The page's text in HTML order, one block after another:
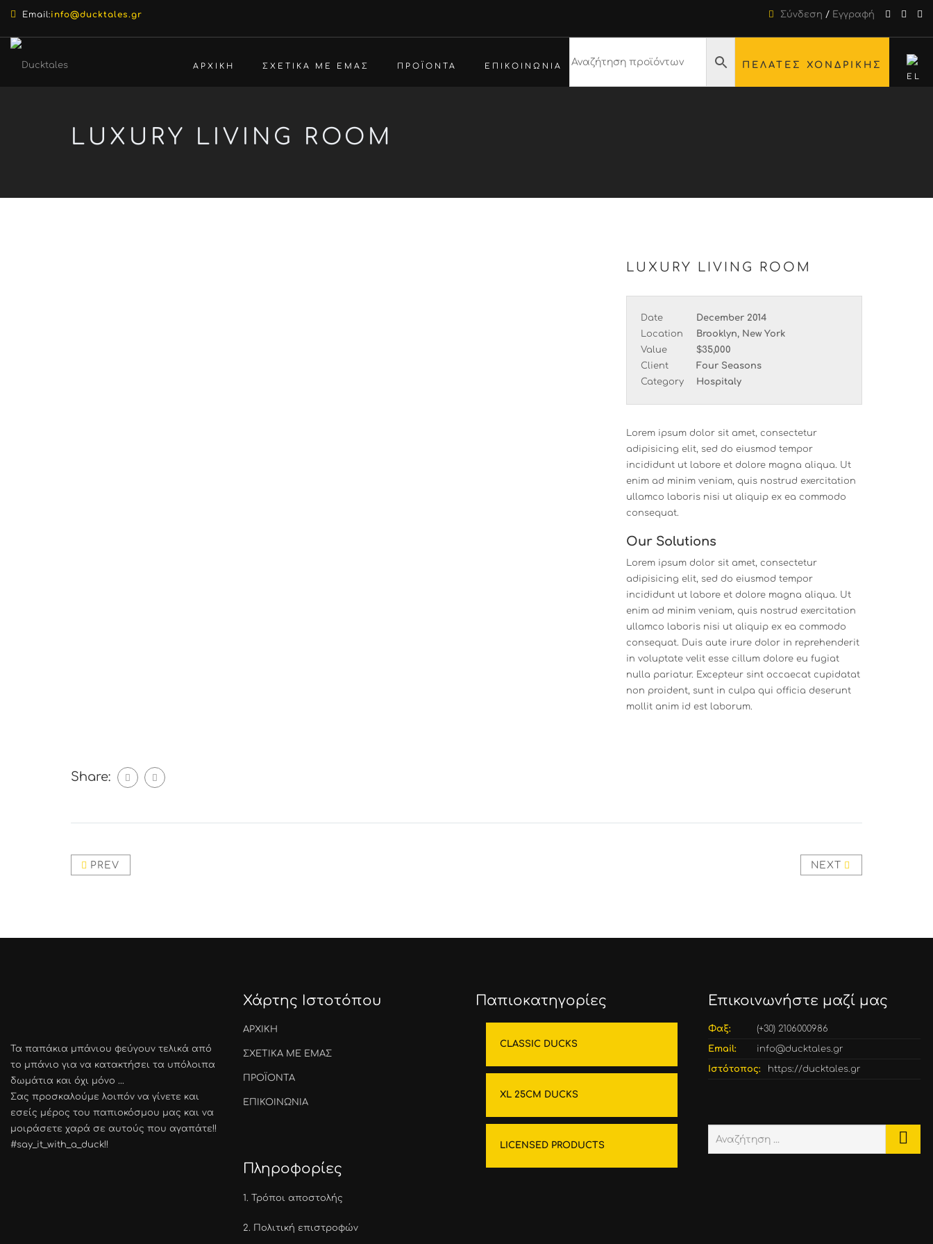
Email:info@ducktales.gr Σύνδεση / Εγγραφή
ΑΡΧΙΚΗ ΣΧΕΤΙΚΑ ΜΕ ΕΜΑΣ ΠΡΟΪΟΝΤΑ ΕΠΙΚΟΙΝΩΝΙΑ ΠΕΛΑΤΕΣ ΧΟΝΔΡΙΚΗΣ
LUXURY LIVING ROOM
LUXURY LIVING ROOM
Date
December 2014
Location
Brooklyn, New York
Value
$35,000
Client
Four Seasons
Category
Hospitaly
Lorem ipsum dolor sit amet, consectetur
adipisicing elit, sed do eiusmod tempor
incididunt ut labore et dolore magna aliqua. Ut
enim ad minim veniam, quis nostrud exercitation
ullamco laboris nisi ut aliquip ex ea commodo
consequat.
Our Solutions
Lorem ipsum dolor sit amet, consectetur
adipisicing elit, sed do eiusmod tempor
incididunt ut labore et dolore magna aliqua. Ut
enim ad minim veniam, quis nostrud exercitation
ullamco laboris nisi ut aliquip ex ea commodo
consequat. Duis aute irure dolor in reprehenderit
in voluptate velit esse cillum dolore eu fugiat
nulla pariatur. Excepteur sint occaecat cupidatat
non proident, sunt in culpa qui officia deserunt
mollit anim id est laborum.
Share:
PREV NEXT
Τα παπάκια μπάνιου φεύγουν τελικά από
το μπάνιο για να κατακτήσει τα υπόλοιπα
δωμάτια και όχι μόνο ...
Σας προσκαλούμε λοιπόν να γίνετε και
εσείς μέρος του παπιοκόσμου μας και να
μοιράσετε χαρά σε αυτούς που αγαπάτε!!
#say_it_with_a_duck!!
Χάρτης Ιστοτόπου
ΑΡΧΙΚΗ
ΣΧΕΤΙΚΑ ΜΕ ΕΜΑΣ
ΠΡΟΪΟΝΤΑ
ΕΠΙΚΟΙΝΩΝΙΑ
Πληροφορίες
1. Τρόποι αποστολής
2. Πολιτική επιστροφών
Παπιοκατηγορίες
CLASSIC DUCKS
XL 25CM DUCKS
LICENSED PRODUCTS
Επικοινωνήστε μαζί μας
Φαξ: (+30) 2106000986
Email: info@ducktales.gr
Ιστότοπος: https://ducktales.gr